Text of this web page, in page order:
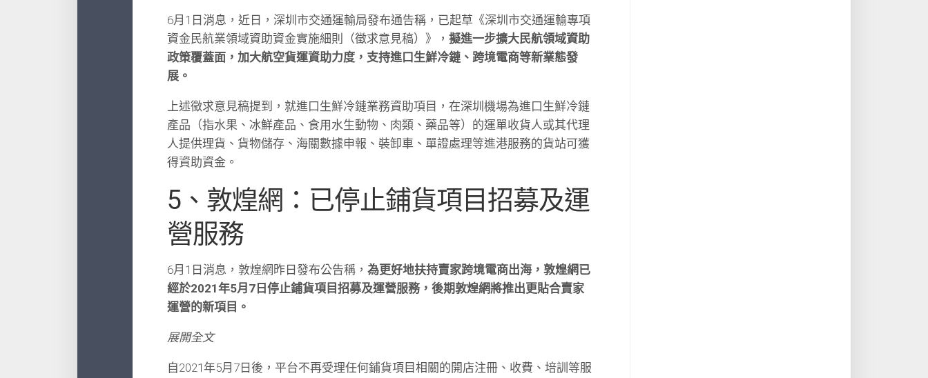
6月1日消息，近日，深圳市交通運輸局發布通告稱，已起草《深圳市交通運輸專項
資金民航業領域資助資金實施細則（徵求意見稿）》， 擬進一步擴大民航領域資助
政策覆蓋面，加大航空貨運資助力度，支持進口生鮮冷鏈、跨境電商等新業態發
展。
上述徵求意見稿提到，就進口生鮮冷鏈業務資助項目，在深圳機場為進口生鮮冷鏈
產品（指水果、冰鮮產品、食用水生動物、肉類、藥品等）的運單收貨人或其代理
人提供理貨、貨物儲存、海關數據申報、裝卸車、單證處理等進港服務的貨站可獲
得資助資金。
5、敦煌網：已停止鋪貨項目招募及運
營服務
6月1日消息，敦煌網昨日發布公告稱， 為更好地扶持賣家跨境電商出海，敦煌網已
經於2021年5月7日停止鋪貨項目招募及運營服務，後期敦煌網將推出更貼合賣家
運營的新項目。
展開全文
自2021年5月7日後，平台不再受理任何鋪貨項目相關的開店注冊、收費、培訓等服